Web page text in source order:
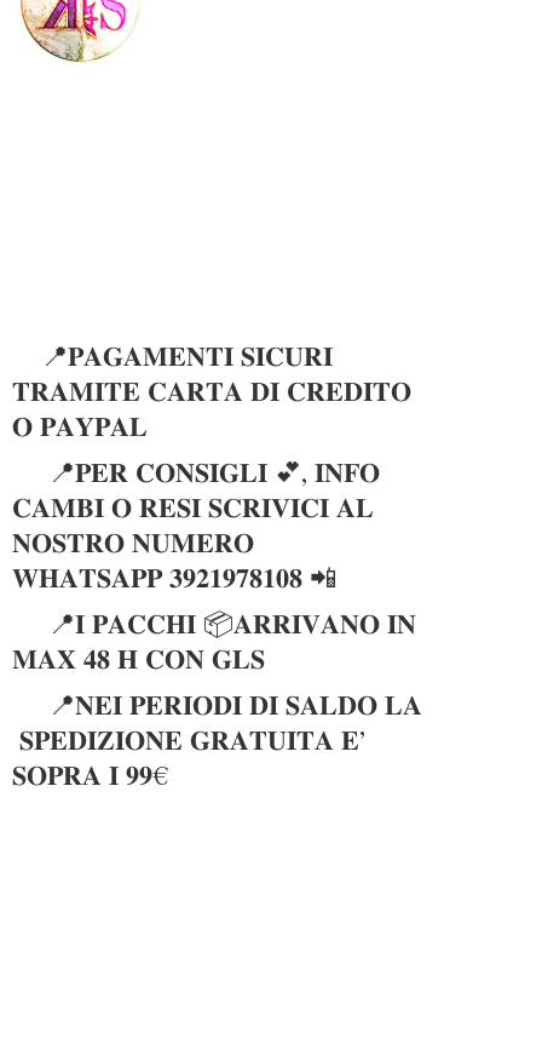
📍𝐏𝐀𝐆𝐀𝐌𝐄𝐍𝐓𝐈 𝐒𝐈𝐂𝐔𝐑𝐈
𝐓𝐑𝐀𝐌𝐈𝐓𝐄 𝐂𝐀𝐑𝐓𝐀 𝐃𝐈 𝐂𝐑𝐄𝐃𝐈𝐓𝐎
𝐎 𝐏𝐀𝐘𝐏𝐀𝐋
📍𝐏𝐄𝐑 𝐂𝐎𝐍𝐒𝐈𝐆𝐋𝐈 💕, 𝐈𝐍𝐅𝐎
𝐂𝐀𝐌𝐁𝐈 𝐎 𝐑𝐄𝐒𝐈 𝐒𝐂𝐑𝐈𝐕𝐈𝐂𝐈 𝐀𝐋
𝐍𝐎𝐒𝐓𝐑𝐎 𝐍𝐔𝐌𝐄𝐑𝐎
𝐖𝐇𝐀𝐓𝐒𝐀𝐏𝐏 𝟑𝟗𝟐𝟏𝟗𝟕𝟖𝟏𝟎𝟖 📲
📍𝐈 𝐏𝐀𝐂𝐂𝐇𝐈 📦𝐀𝐑𝐑𝐈𝐕𝐀𝐍𝐎 𝐈𝐍
𝐌𝐀𝐗 𝟒𝟖 𝐇 𝐂𝐎𝐍 𝐆𝐋𝐒
📍𝐍𝐄𝐈 𝐏𝐄𝐑𝐈𝐎𝐃𝐈 𝐃𝐈 𝐒𝐀𝐋𝐃𝐎 𝐋𝐀
𝐒𝐏𝐄𝐃𝐈𝐙𝐈𝐎𝐍𝐄 𝐆𝐑𝐀𝐓𝐔𝐈𝐓𝐀 𝐄’
𝐒𝐎𝐏𝐑𝐀 𝐈 𝟗𝟗€